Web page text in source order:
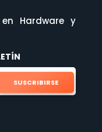
Hardware y
SUSCRIBIRSE